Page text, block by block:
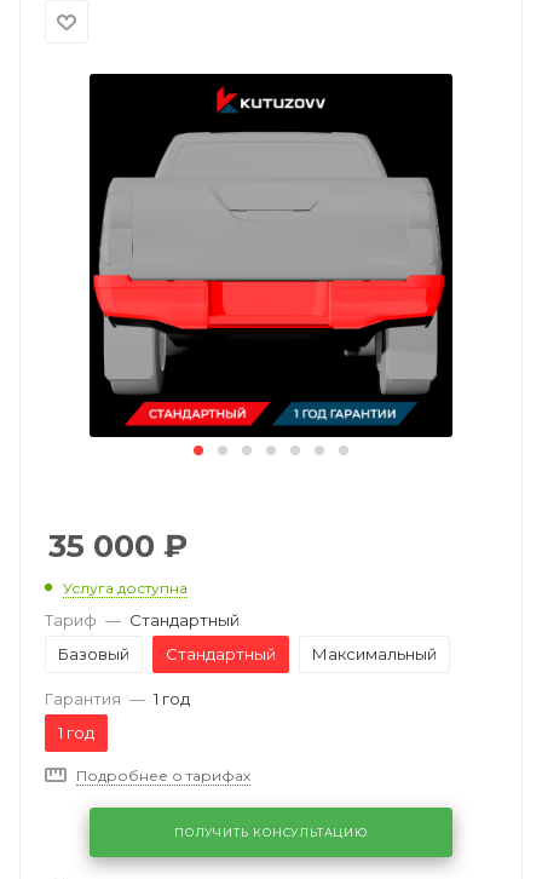
35 000 ₽
Услуга доступна
Тариф — Стандартный
Базовый
Стандартный Максимальный
Гарантия — 1 год
1 год
Подробнее о тарифах
ПОЛУЧИТЬ КОНСУЛЬТАЦИЮ